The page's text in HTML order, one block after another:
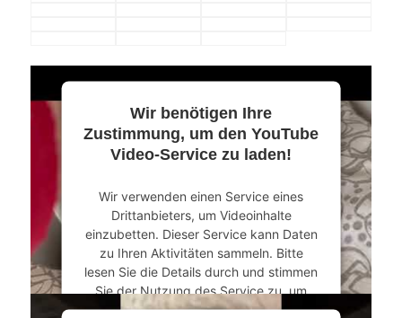
Wir benötigen Ihre
Zustimmung, um den YouTube
Video-Service zu laden!
Wir verwenden einen Service eines
Drittanbieters, um Videoinhalte
einzubetten. Dieser Service kann Daten
zu Ihren Aktivitäten sammeln. Bitte
lesen Sie die Details durch und stimmen
Sie der Nutzung des Service zu, um
dieses Video anzusehen.